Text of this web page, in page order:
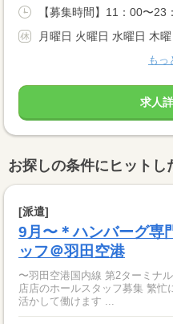
【募集時間】11：00〜23
月曜日 火曜日 水曜日 木
もっ
求人
お探しの条件にヒットし
[派遣]
9月〜＊ハンバーグ専
ッフ＠羽田空港
〜羽田空港国内線 第2ターミナ
店店のホールスタッフ募集 繁
活かして働けます ...